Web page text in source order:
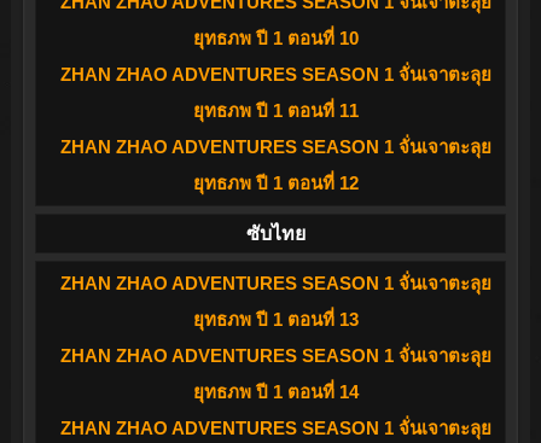
ยุทธภพ ปี 1 ตอนที่ 10
ZHAN ZHAO ADVENTURES SEASON 1 จั่นเจาตะลุย
ยุทธภพ ปี 1 ตอนที่ 11
ZHAN ZHAO ADVENTURES SEASON 1 จั่นเจาตะลุย
ยุทธภพ ปี 1 ตอนที่ 12
ซับไทย
ZHAN ZHAO ADVENTURES SEASON 1 จั่นเจาตะลุย
ยุทธภพ ปี 1 ตอนที่ 13
ZHAN ZHAO ADVENTURES SEASON 1 จั่นเจาตะลุย
ยุทธภพ ปี 1 ตอนที่ 14
ZHAN ZHAO ADVENTURES SEASON 1 จั่นเจาตะลุย